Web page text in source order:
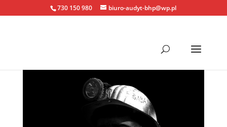
730 150 980 biuro-audyt-bhp@wp.pl